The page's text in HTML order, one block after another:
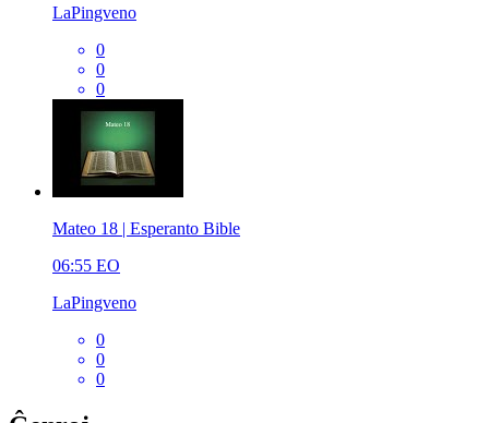
LaPingveno
0
0
0
Mateo 18 | Esperanto Bible
06:55 EO
LaPingveno
0
0
0